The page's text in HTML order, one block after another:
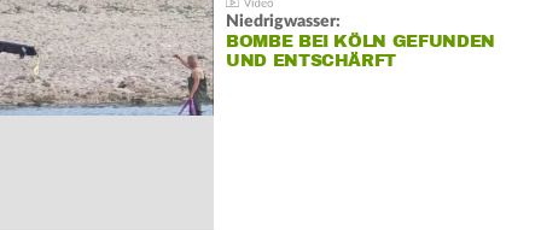
Niedrigwasser:
BOMBE BEI KÖLN GEFUNDEN
UND ENTSCHÄRFT